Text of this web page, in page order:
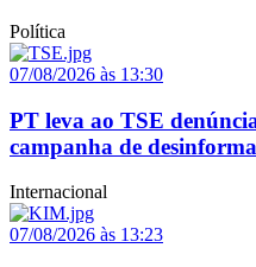
Política
07/08/2026 às 13:30
PT leva ao TSE
campanha de
Internacional
07/08/2026 às 13:23